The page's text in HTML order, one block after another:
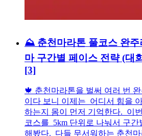
⛰️ 춘천마라톤 풀코스 완주
마 구간별 페이스 전략 (대
[3]
🍁 춘천마라톤을 벌써 여러 번
이다 보니 이제는 어디서 힘을
하는지 몸이 먼저 기억한다. 이
코스를 5km 단위로 나눠서 구간
해봤다. 다들 무서워하는 춘천